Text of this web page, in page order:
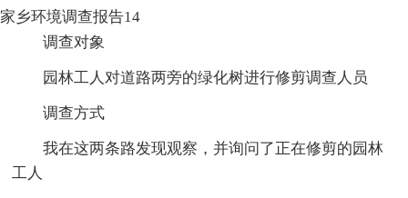
家乡环境调查报告14
调查对象
园林工人对道路两旁的绿化树进行修剪调查人员
调查方式
我在这两条路发现观察，并询问了正在修剪的园林
工人